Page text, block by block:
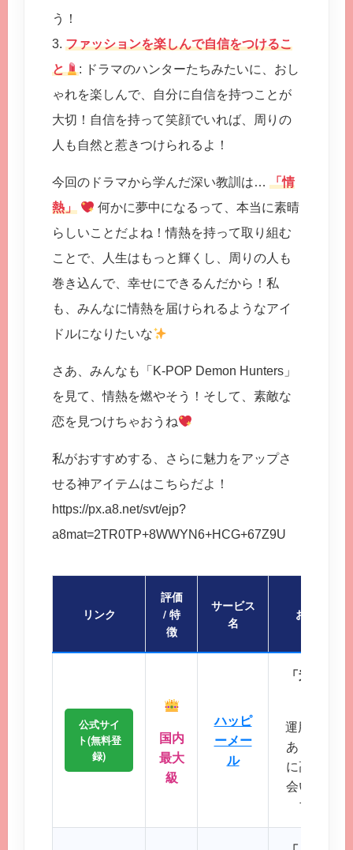
う！
3. ファッションを楽しんで自信をつけるこ
と
: ドラマのハンターたちみたいに、おし
ゃれを楽しんで、自分に自信を持つことが
大切！自信を持って笑顔でいれば、周りの
人も自然と惹きつけられるよ！
今回のドラマから学んだ深い教訓は… 「情
熱」
何かに夢中になるって、本当に素晴
らしいことだよね！情熱を持って取り組む
ことで、人生はもっと輝くし、周りの人も
巻き込んで、幸せにできるんだから！私
も、みんなに情熱を届けられるようなアイ
ドルになりたいな
さあ、みんなも「K-POP Demon Hunters」
を見て、情熱を燃やそう！そして、素敵な
恋を見つけちゃおうね
私がおすすめする、さらに魅力をアップさ
せる神アイテムはこちらだよ！
https://px.a8.net/svt/ejp?
a8mat=2TR0TP+8WWYN6+HCG+67Z9U
リンク
評価
/ 特
徴
サービス
名
おすすめ
公式サイ
ト(無料登
録)
国内
最大
級
ハッピ
ーメー
ル
「迷った
運用歴20
あり、マ
に高く、
会いが期
プクラ